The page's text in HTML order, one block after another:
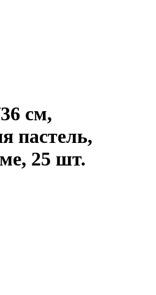
см,
пастель,
25 шт.